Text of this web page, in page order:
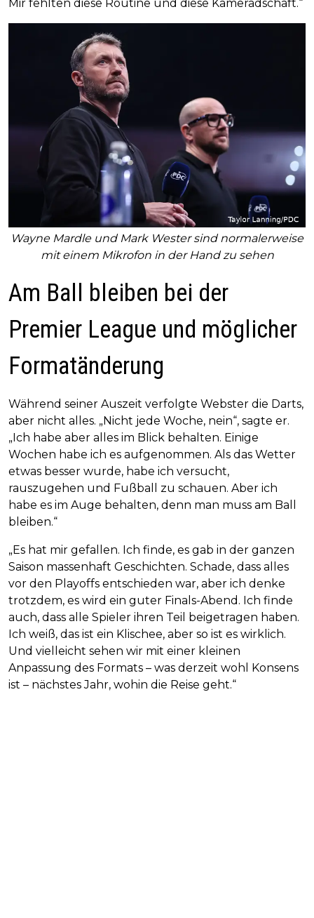
Mir fehlten diese Routine und diese Kameradschaft.“
Wayne Mardle und Mark Wester sind normalerweise
mit einem Mikrofon in der Hand zu sehen
Am Ball bleiben bei der
Premier League und möglicher
Formatänderung
Während seiner Auszeit verfolgte Webster die Darts,
aber nicht alles. „Nicht jede Woche, nein“, sagte er.
„Ich habe aber alles im Blick behalten. Einige
Wochen habe ich es aufgenommen. Als das Wetter
etwas besser wurde, habe ich versucht,
rauszugehen und Fußball zu schauen. Aber ich
habe es im Auge behalten, denn man muss am Ball
bleiben.“
„Es hat mir gefallen. Ich finde, es gab in der ganzen
Saison massenhaft Geschichten. Schade, dass alles
vor den Playoffs entschieden war, aber ich denke
trotzdem, es wird ein guter Finals-Abend. Ich finde
auch, dass alle Spieler ihren Teil beigetragen haben.
Ich weiß, das ist ein Klischee, aber so ist es wirklich.
Und vielleicht sehen wir mit einer kleinen
Anpassung des Formats – was derzeit wohl Konsens
ist – nächstes Jahr, wohin die Reise geht.“